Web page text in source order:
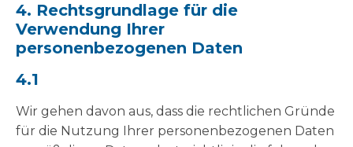
4. Rechtsgrundlage für die
Verwendung Ihrer
personenbezogenen Daten
4.1
Wir gehen davon aus, dass die rechtlichen Gründe
für die Nutzung Ihrer personenbezogenen Daten